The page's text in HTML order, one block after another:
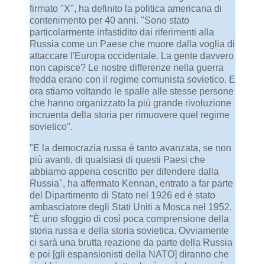
firmato "X", ha definito la politica americana di
contenimento per 40 anni. "Sono stato
particolarmente infastidito dai riferimenti alla
Russia come un Paese che muore dalla voglia di
attaccare l'Europa occidentale. La gente davvero
non capisce? Le nostre differenze nella guerra
fredda erano con il regime comunista sovietico. E
ora stiamo voltando le spalle alle stesse persone
che hanno organizzato la più grande rivoluzione
incruenta della storia per rimuovere quel regime
sovietico".
"E la democrazia russa è tanto avanzata, se non
più avanti, di qualsiasi di questi Paesi che
abbiamo appena coscritto per difendere dalla
Russia", ha affermato Kennan, entrato a far parte
del Dipartimento di Stato nel 1926 ed è stato
ambasciatore degli Stati Uniti a Mosca nel 1952.
"È uno sfoggio di così poca comprensione della
storia russa e della storia sovietica. Ovviamente
ci sarà una brutta reazione da parte della Russia
e poi [gli espansionisti della NATO] diranno che